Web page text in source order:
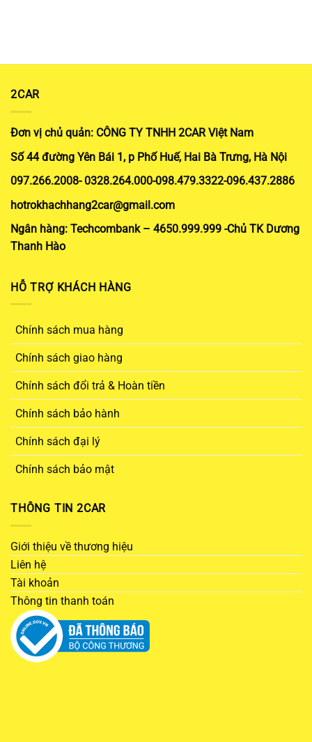
2CAR
Đơn vị chủ quản: CÔNG TY TNHH 2CAR Việt Nam
Số 44 đường Yên Bái 1, p Phố Huế, Hai Bà Trưng, Hà Nội
097.266.2008- 0328.264.000-098.479.3322-096.437.2886
hotrokhachhang2car@gmail.com
Ngân hàng: Techcombank – 4650.999.999 -Chủ TK Dương
Thanh Hào
HỖ TRỢ KHÁCH HÀNG
Chính sách mua hàng
Chính sách giao hàng
Chính sách đổi trả & Hoàn tiền
Chính sách bảo hành
Chính sách đại lý
Chính sách bảo mật
THÔNG TIN 2CAR
Giới thiệu về thương hiệu
Liên hệ
Tài khoản
Thông tin thanh toán